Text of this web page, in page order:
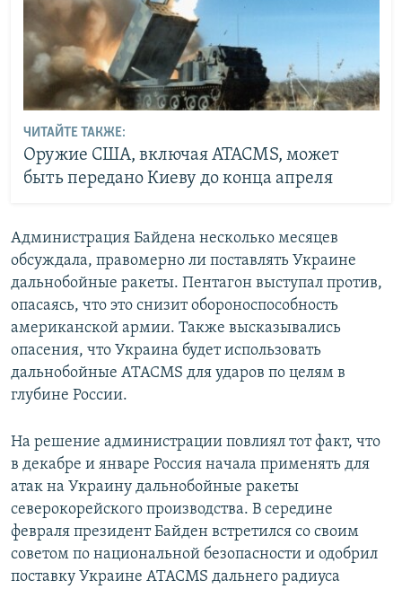
ЧИТАЙТЕ ТАКЖЕ:
Оружие США, включая ATACMS, может
быть передано Киеву до конца апреля
Администрация Байдена несколько месяцев
обсуждала, правомерно ли поставлять Украине
дальнобойные ракеты. Пентагон выступал против,
опасаясь, что это снизит обороноспособность
американской армии. Также высказывались
опасения, что Украина будет использовать
дальнобойные ATACMS для ударов по целям в
глубине России.
На решение администрации повлиял тот факт, что
в декабре и январе Россия начала применять для
атак на Украину дальнобойные ракеты
северокорейского производства. В середине
февраля президент Байден встретился со своим
советом по национальной безопасности и одобрил
поставку Украине ATACMS дальнего радиуса